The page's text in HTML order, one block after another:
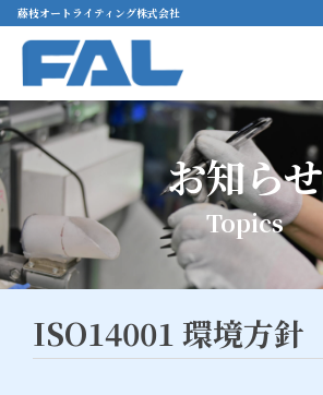
藤枝オートライティング株式会社
お知らせ
Topics
ISO14001 環境方針